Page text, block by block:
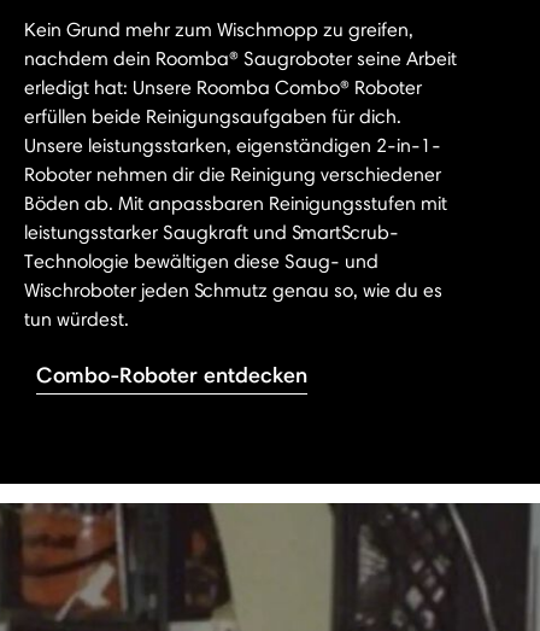
Kein Grund mehr zum Wischmopp zu greifen,
nachdem dein Roomba® Saugroboter seine Arbeit
erledigt hat: Unsere Roomba Combo® Roboter
erfüllen beide Reinigungsaufgaben für dich.
Unsere leistungsstarken, eigenständigen 2-in-1-
Roboter nehmen dir die Reinigung verschiedener
Böden ab. Mit anpassbaren Reinigungsstufen mit
leistungsstarker Saugkraft und SmartScrub-
Technologie bewältigen diese Saug- und
Wischroboter jeden Schmutz genau so, wie du es
tun würdest.
Combo-Roboter entdecken